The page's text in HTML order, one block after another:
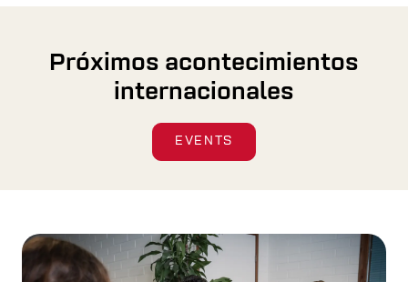
Próximos acontecimientos
internacionales
EVENTS